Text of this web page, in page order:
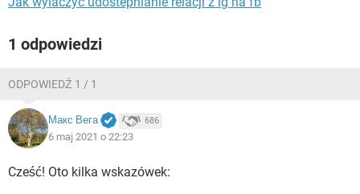
1 odpowiedzi
ODPOWIEDŹ 1 / 1
Макс Вега 686
6 maj 2021 o 22:23
Cześć! Oto kilka wskazówek: